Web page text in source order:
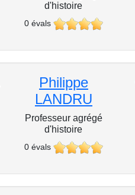
d'histoire
0 évals
Philippe
LANDRU
Professeur agrégé
d'histoire
0 évals